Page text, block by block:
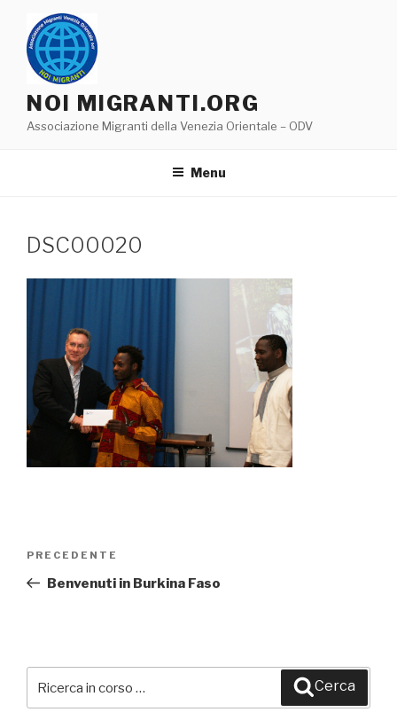
contenuto
NOI MIGRANTI.ORG
Associazione Migranti della Venezia Orientale – ODV
Menu
DSC00020
Articolo
precedente:
PRECEDENTE
Benvenuti in Burkina Faso
Cerca